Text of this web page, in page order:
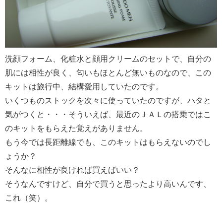
洗顔フォーム、化粧水と顔用クリームのセットで、自分の
肌には相性が良く、匂いもほとんど無いものなので、この
キットは旅行中、結構愛用していたのです。
いくつものストックを次々に使っていたのですが、ハタと
気がつくと・・・そういえば、最近のＪＡＬの搭乗ではこ
のキットをもらえた覚えがありません。
もう今では長距離線でも、このキットはもらえないのでし
ょうか？
そんなに相性が良ければ買えばいい？
そうなんですけど、自分で買うと思ったより高いんです、
これ（笑）。